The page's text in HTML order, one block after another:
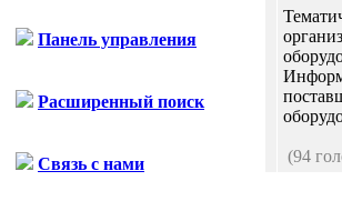
Панель управления
Расширенный поиск
Связь с нами (94